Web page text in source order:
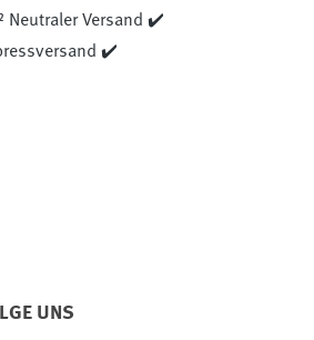
Neutraler Versand ✔️
✔️
UNS